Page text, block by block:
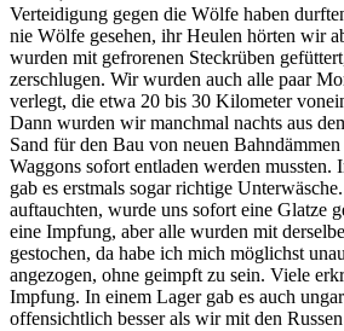
Verteidigung gegen die Wölfe haben
nie Wölfe gesehen, ihr Heulen hörten wir
wurden mit gefrorenen Steckrüben
zerschlugen. Wir wurden auch alle paar
verlegt, die etwa 20 bis 30 Kilometer
Dann wurden wir manchmal nachts aus
Sand für den Bau von neuen
Waggons sofort entladen werden mussten.
gab es erstmals sogar richtige
auftauchten, wurde uns sofort eine Glatze
eine Impfung, aber alle wurden mit
gestochen, da habe ich mich möglichst
angezogen, ohne geimpft zu sein. Viele
Impfung. In einem Lager gab es auch
offensichtlich besser als wir mit den